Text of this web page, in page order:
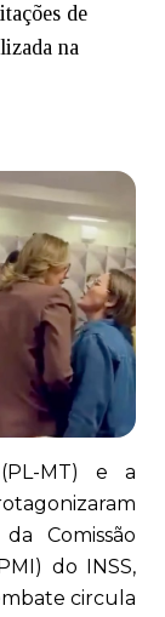
de
na
MT) e a
Comissão
do INSS,
circula